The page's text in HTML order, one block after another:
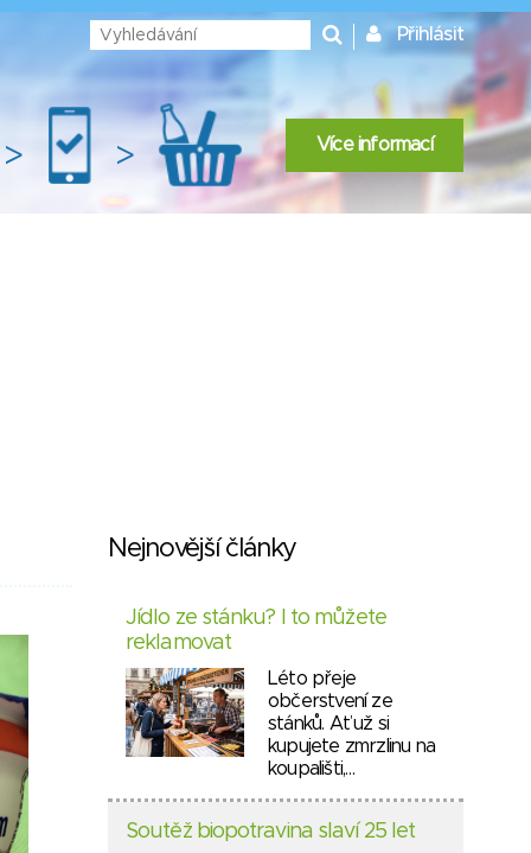
Přihlásit
> > Více informací
Nejnovější články
Jídlo ze stánku? I to můžete
reklamovat
Léto přeje
občerstvení ze
stánků. Ať už si
kupujete zmrzlinu na
koupališti,…
Soutěž biopotravina slaví 25 let